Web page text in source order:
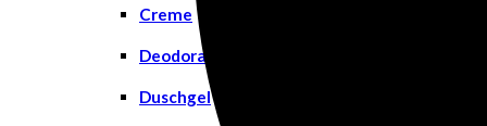
Creme
Deodorant
Duschgel